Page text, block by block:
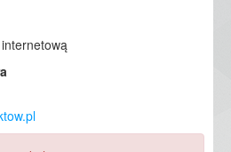
Współpracowała z
zapewniając
Warszawa S.A,
Bełchatów, Veolia Water
główny projektant zajmuje się
cyklu inwestycyjnego: od fazy